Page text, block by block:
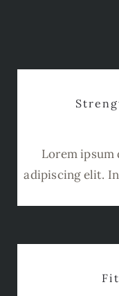
Lorem
adipiscing elit.